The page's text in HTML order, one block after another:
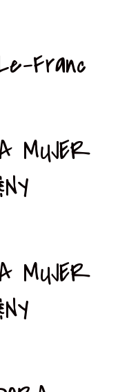
Franc
MUJER
MUJER